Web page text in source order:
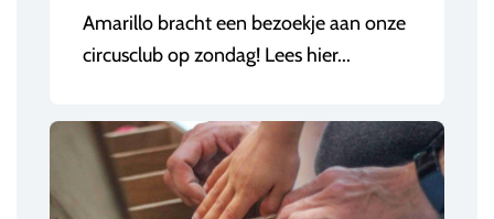
Amarillo bracht een bezoekje aan onze
circusclub op zondag! Lees hier...